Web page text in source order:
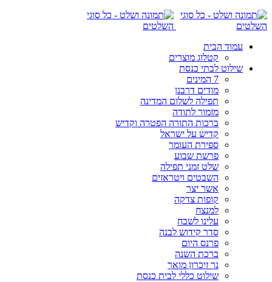
עמוד הבית
קטלוג מוצרים
שילוט לבתי כנסת
7 המינים
מודים דרבנן
תפילה לשלום המדינה
מזמור לתודה
ברכות התורה הפטרה וקדיש
קדיש על ישראל
ספירת העומר
פרשת שבוע
שלט זמני תפילה
השבטים ויטראזים
אשר יצר
קופות צדקה
למנצח
עלינו לשבח
סדר קידוש לבנה
פרנס היום
ברכת השנה
נר זיכרון מואר
שילוט כללי לבית כנסת